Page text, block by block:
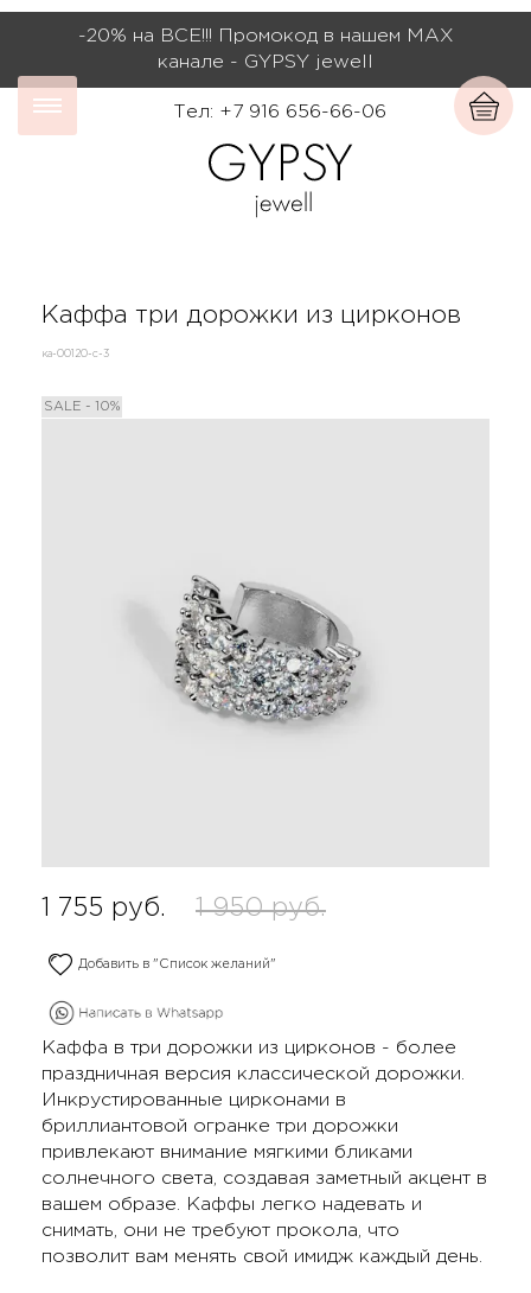
-20% на ВСЕ!!! Промокод в нашем МАХ
канале - GYPSY jewell
Тел: +7 916 656-66-06
Каффа три дорожки из цирконов
ка-00120-с-3
SALE - 10%
1 755 руб. 1 950 руб.
Добавить в "Список желаний"
Каффа в три дорожки из цирконов - более
праздничная версия классической дорожки.
Инкрустированные цирконами в
бриллиантовой огранке три дорожки
привлекают внимание мягкими бликами
солнечного света, создавая заметный акцент в
вашем образе. Каффы легко надевать и
снимать, они не требуют прокола, что
позволит вам менять свой имидж каждый день.